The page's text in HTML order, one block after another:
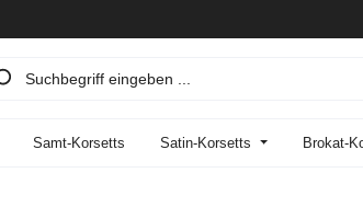
Samt-Korsetts Satin-Korsetts Brokat-